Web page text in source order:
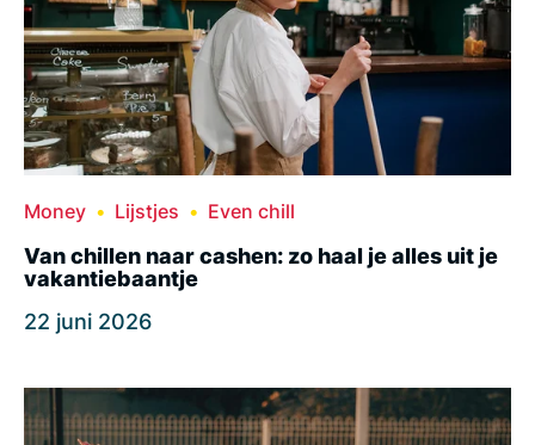
Money Lijstjes Even chill
Van chillen naar cashen: zo haal je alles uit je
vakantiebaantje
22 juni 2026